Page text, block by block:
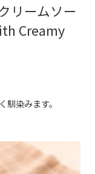
リームソー
Creamy
染みます。